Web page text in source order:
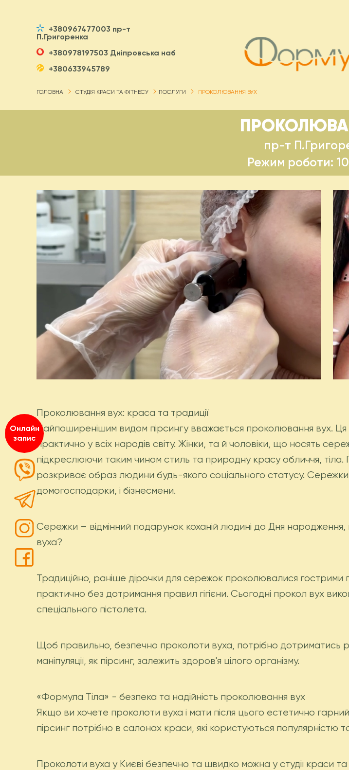
+380967477003 пр-т
П.Григоренка
+380978197503 Дніпровська наб
+380633945789
ГОЛОВНА СТУДІЯ КРАСИ ТА ФІТНЕСУ ПОСЛУГИ ПРОКОЛЮВАННЯ ВУХ
пр-т
Режим роботи:
Проколювання вух: краса та традиції
Найпоширенішим видом пірсингу вважається проколювання вух.
практично у всіх народів світу. Жінки, та й чоловіки, що носять
підкреслюючи таким чином стиль та природну красу обличчя,
розкриває образ людини будь-якого соціального статусу. Сережки
домогосподарки, і бізнесмени.
Сережки – відмінний подарунок коханій людині до Дня
вуха?
Традиційно, раніше дірочки для сережок проколювалися
практично без дотримання правил гігієни. Сьогодні прокол вух
спеціального пістолета.
Щоб правильно, безпечно проколоти вуха, потрібно дотриматись
маніпуляції, як пірсинг, залежить здоров'я цілого організму.
«Формула Тіла» - безпека та надійність проколювання вух
Якщо ви хочете проколоти вуха і мати після цього естетично
пірсинг потрібно в салонах краси, які користуються популярністю
Проколоти вуха у Києві безпечно та швидко можна у студії краси
Онлайн
запис